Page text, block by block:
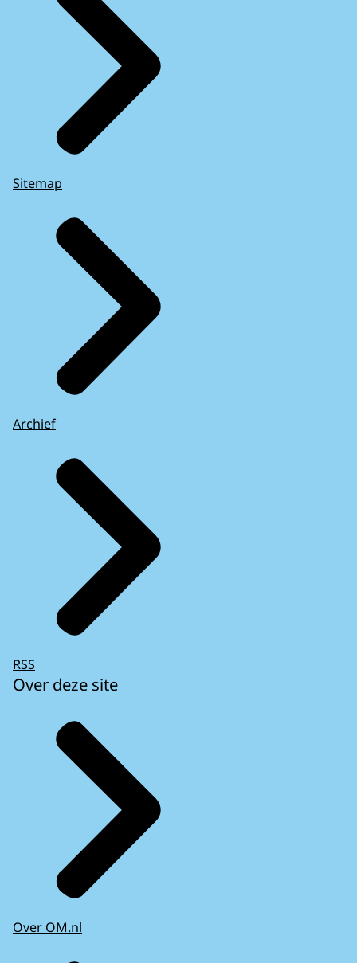
Sitemap
Archief
RSS
Over deze site
Over OM.nl